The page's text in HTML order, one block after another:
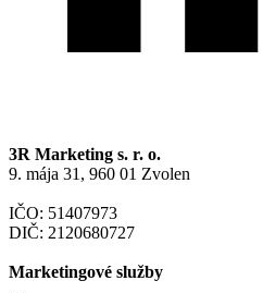
3R Marketing s. r. o.
9. mája 31, 960 01 Zvolen
IČO: 51407973
DIČ: 2120680727
Marketingové služby